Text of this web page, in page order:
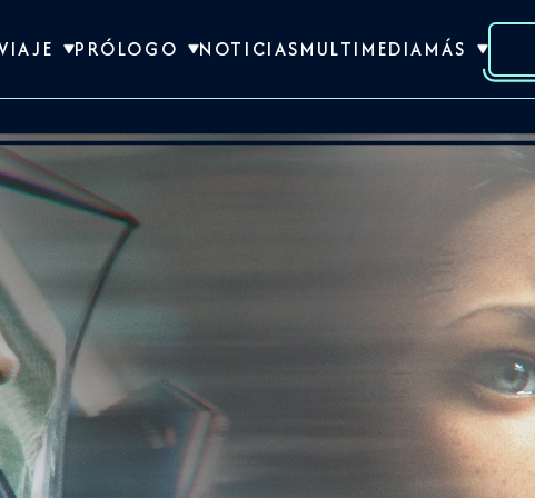
PRÓLOGO NOTICIASMULTIMEDIAMÁS